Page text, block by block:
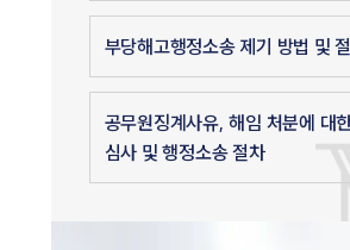
부당해고행정소송 제기 방법 및
공무원징계사유, 해임 처분에 대
심사 및 행정소송 절차